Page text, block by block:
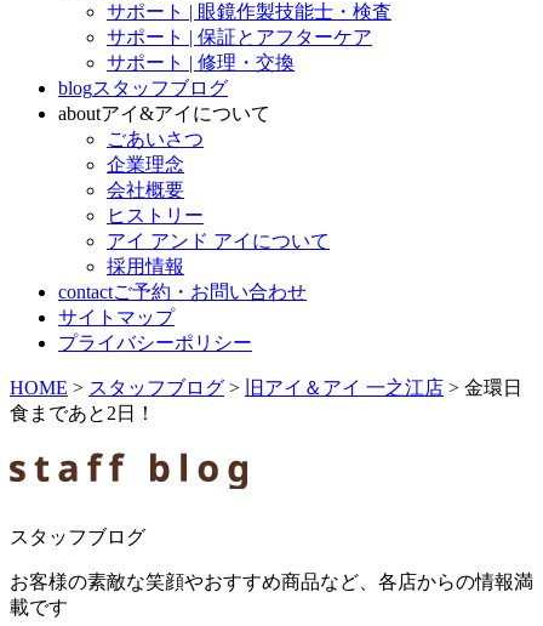
サポート | 眼鏡作製技能士・検査
サポート | 保証とアフターケア
サポート | 修理・交換
blogスタッフブログ
aboutアイ&アイについて
ごあいさつ
企業理念
会社概要
ヒストリー
アイ アンド アイについて
採用情報
contactご予約・お問い合わせ
サイトマップ
プライバシーポリシー
HOME > スタッフブログ > 旧アイ＆アイ 一之江店 > 金環日
食まであと2日！
スタッフブログ
お客様の素敵な笑顔やおすすめ商品など、各店からの情報満
載です